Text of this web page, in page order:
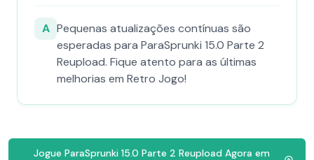
A Pequenas atualizações contínuas são
esperadas para ParaSprunki 15.0 Parte 2
Reupload. Fique atento para as últimas
melhorias em Retro Jogo!
Jogue ParaSprunki 15.0 Parte 2 Reupload Agora em